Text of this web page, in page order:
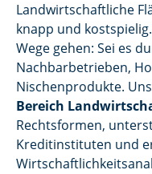
Landwirtschaftliche
knapp und
Wege gehen: Sei es
Nachbarbetrieben,
Nischenprodukte.
Bereich
Rechtsformen,
Kreditinstituten und